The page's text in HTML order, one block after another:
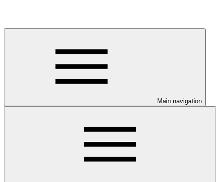
Main navigation